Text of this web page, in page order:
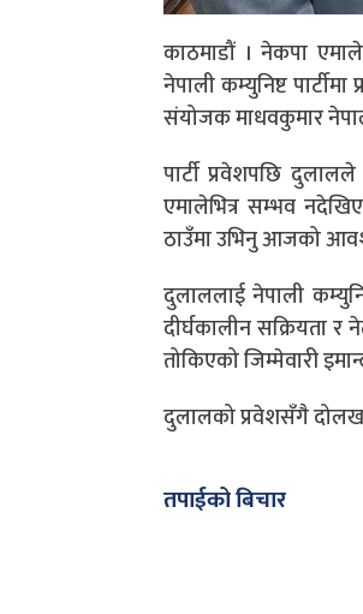
काठमाडौं । नेकपा
नेपाली कम्युनिष्ट
संयोजक माधवकुमार
पार्टी प्रवेशपछि
एमालेभित्र सम्भव
ठाउँमा उभिनु आजको
दुलाललाई नेपाली
दीर्घकालीन सक्रियता
तोकिएको जिम्मेवारी
दुलालको प्रवेशसँगै
तपाईको बिचार